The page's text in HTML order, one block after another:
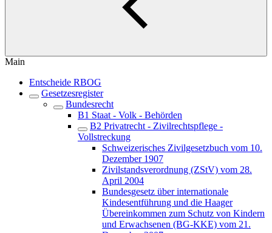
Main
Entscheide RBOG
Gesetzesregister
Bundesrecht
B1 Staat - Volk - Behörden
B2 Privatrecht - Zivilrechtspflege -
Vollstreckung
Schweizerisches Zivilgesetzbuch vom 10.
Dezember 1907
Zivilstandsverordnung (ZStV) vom 28.
April 2004
Bundesgesetz über internationale
Kindesentführung und die Haager
Übereinkommen zum Schutz von Kindern
und Erwachsenen (BG-KKE) vom 21.